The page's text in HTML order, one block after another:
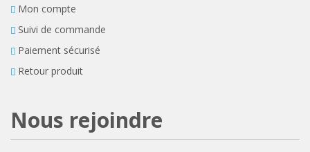
Mon compte
Suivi de commande
Paiement sécurisé
Retour produit
Nous rejoindre